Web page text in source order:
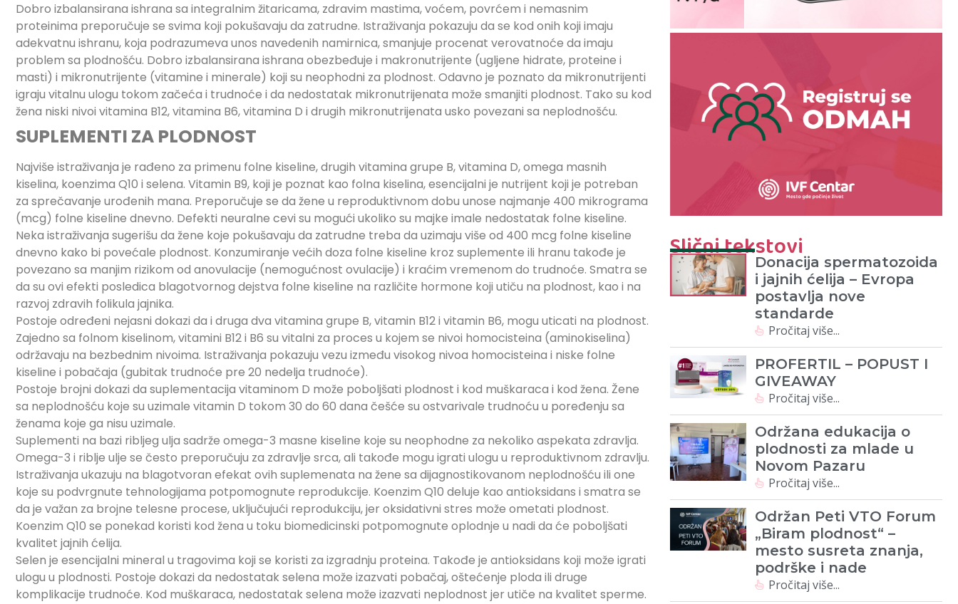
Dobro izbalansirana ishrana sa integralnim žitaricama, zdravim mastima, voćem, povrćem i nemasnim
proteinima preporučuje se svima koji pokušavaju da zatrudne. Istraživanja pokazuju da se kod onih koji imaju
adekvatnu ishranu, koja podrazumeva unos navedenih namirnica, smanjuje procenat verovatnoće da imaju
problem sa plodnošću. Dobro izbalansirana ishrana obezbeđuje i makronutrijente (ugljene hidrate, proteine i
masti) i mikronutrijente (vitamine i minerale) koji su neophodni za plodnost. Odavno je poznato da mikronutrijenti
igraju vitalnu ulogu tokom začeća i trudnoće i da nedostatak mikronutrijenata može smanjiti plodnost. Tako su kod
žena niski nivoi vitamina B12, vitamina B6, vitamina D i drugih mikronutrijenata usko povezani sa neplodnošću.
SUPLEMENTI ZA PLODNOST
Najviše istraživanja je rađeno za primenu folne kiseline, drugih vitamina grupe B, vitamina D, omega masnih
kiselina, koenzima Q10 i selena. Vitamin B9, koji je poznat kao folna kiselina, esencijalni je nutrijent koji je potreban
za sprečavanje urođenih mana. Preporučuje se da žene u reproduktivnom dobu unose najmanje 400 mikrograma
(mcg) folne kiseline dnevno. Defekti neuralne cevi su mogući ukoliko su majke imale nedostatak folne kiseline.
Neka istraživanja sugerišu da žene koje pokušavaju da zatrudne treba da uzimaju više od 400 mcg folne kiseline
dnevno kako bi povećale plodnost. Konzumiranje većih doza folne kiseline kroz suplemente ili hranu takođe je
povezano sa manjim rizikom od anovulacije (nemogućnost ovulacije) i kraćim vremenom do trudnoće. Smatra se
da su ovi efekti posledica blagotvornog dejstva folne kiseline na različite hormone koji utiču na plodnost, kao i na
razvoj zdravih folikula jajnika.
Postoje određeni nejasni dokazi da i druga dva vitamina grupe B, vitamin B12 i vitamin B6, mogu uticati na plodnost.
Zajedno sa folnom kiselinom, vitamini B12 i B6 su vitalni za proces u kojem se nivoi homocisteina (aminokiselina)
održavaju na bezbednim nivoima. Istraživanja pokazuju vezu između visokog nivoa homocisteina i niske folne
kiseline i pobačaja (gubitak trudnoće pre 20 nedelja trudnoće).
Postoje brojni dokazi da suplementacija vitaminom D može poboljšati plodnost i kod muškaraca i kod žena. Žene
sa neplodnošću koje su uzimale vitamin D tokom 30 do 60 dana češće su ostvarivale trudnoću u poređenju sa
ženama koje ga nisu uzimale.
Suplementi na bazi ribljeg ulja sadrže omega-3 masne kiseline koje su neophodne za nekoliko aspekata zdravlja.
Omega-3 i riblje ulje se često preporučuju za zdravlje srca, ali takođe mogu igrati ulogu u reproduktivnom zdravlju.
Istraživanja ukazuju na blagotvoran efekat ovih suplemenata na žene sa dijagnostikovanom neplodnošću ili one
koje su podvrgnute tehnologijama potpomognute reprodukcije. Koenzim Q10 deluje kao antioksidans i smatra se
da je važan za brojne telesne procese, uključujući reprodukciju, jer oksidativni stres može ometati plodnost.
Koenzim Q10 se ponekad koristi kod žena u toku biomedicinski potpomognute oplodnje u nadi da će poboljšati
kvalitet jajnih ćelija.
Selen je esencijalni mineral u tragovima koji se koristi za izgradnju proteina. Takođe je antioksidans koji može igrati
ulogu u plodnosti. Postoje dokazi da nedostatak selena može izazvati pobačaj, oštećenje ploda ili druge
komplikacije trudnoće. Kod muškaraca, nedostatak selena može izazvati neplodnost jer utiče na kvalitet sperme.
Slični tekstoviDonacija spermatozoida
i jajnih ćelija – Evropa
postavlja nove
standarde
Pročitaj više...
PROFERTIL – POPUST I
GIVEAWAY
Pročitaj više...
Održana edukacija o
plodnosti za mlade u
Novom Pazaru
Pročitaj više...
Održan Peti VTO Forum
„Biram plodnost“ –
mesto susreta znanja,
podrške i nade
Pročitaj više...